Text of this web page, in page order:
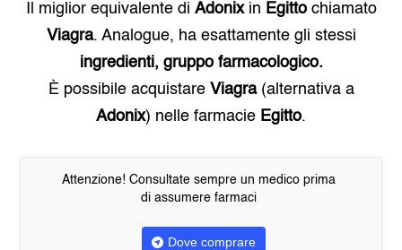
Il miglior equivalente di Adonixin Egittochiamato
Viagra. Analogue, ha esattamente gli stessi
ingredienti, gruppo farmacologico.
È possibile acquistare Viagra(alternativa a
Adonix) nelle farmacie Egitto.
Attenzione! Consultate sempre un medico prima
di assumere farmaci
Dove comprare